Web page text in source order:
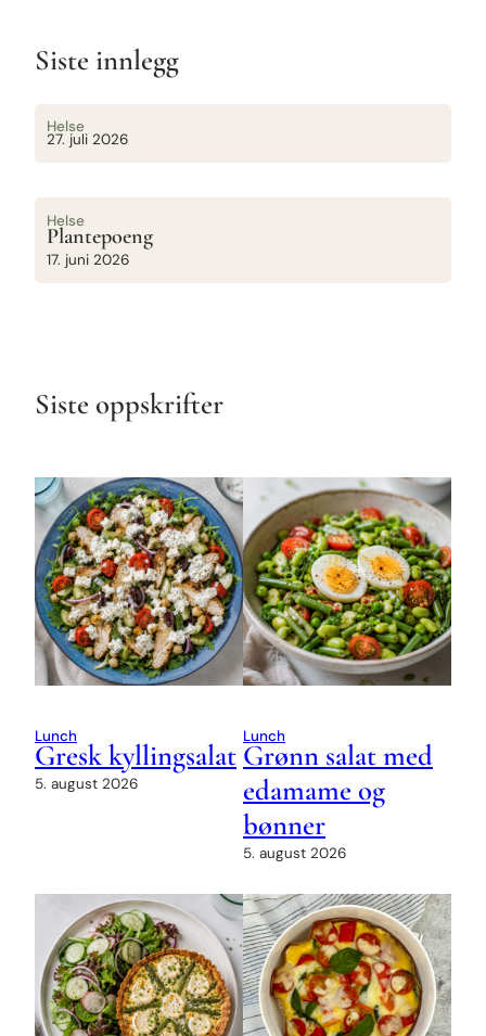
Siste innlegg
Helse
27. juli 2026
Helse
Plantepoeng
17. juni 2026
Siste oppskrifter
Lunch
Gresk kyllingsalat
5. august 2026
Lunch
Grønn salat med
edamame og
bønner
5. august 2026